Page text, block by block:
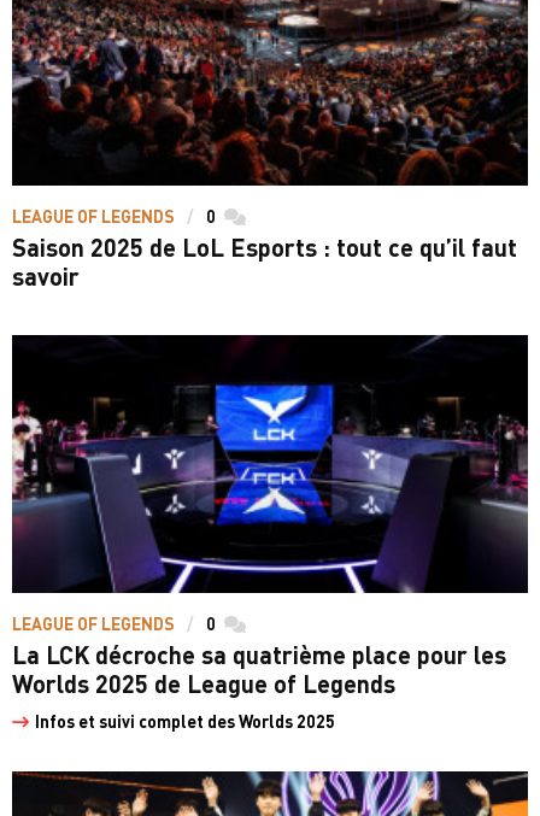
LEAGUE OF LEGENDS 0 commentaires
Saison 2025 de LoL Esports : tout ce qu’il faut
savoir
LEAGUE OF LEGENDS 0 commentaires
La LCK décroche sa quatrième place pour les
Worlds 2025 de League of Legends
Infos et suivi complet des Worlds 2025